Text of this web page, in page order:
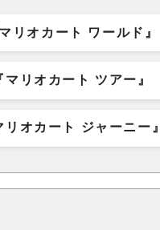
マリオカート ワールド』
マリオカート ツアー』
リオカート ジャーニー』